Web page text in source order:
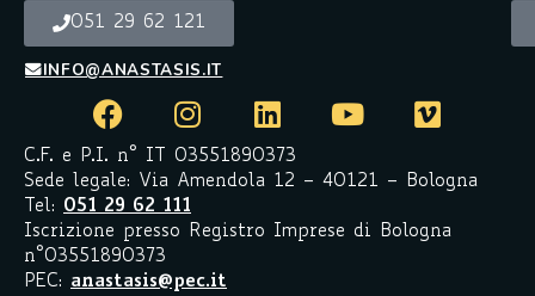
051 29 62 121
INFO@ANASTASIS.IT
C.F. e P.I. n° IT 03551890373
Sede legale: Via Amendola 12 – 40121 – Bologna
Tel: 051 29 62 111
Iscrizione presso Registro Imprese di Bologna
n°03551890373
PEC: anastasis@pec.it